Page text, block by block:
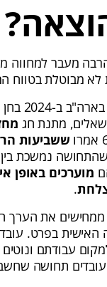
מעבר
לא מבוטלת בטווח
על עובדים במגוון תעשיות (מתוך
ששביעות
מוערכים באופן
.
ממחישים את הערך
האישית בפרט.
עבודתם
תחושה